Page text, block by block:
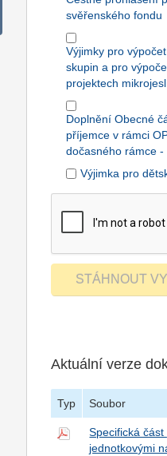
svěřenského fondu
Výjimky pro
skupin a pro
projektech
Doplnění Obecné
příjemce v rámci
dočasného rámce
Výjimka pro
Aktuální verze
Typ Soubor
Specifická
jednotkovými